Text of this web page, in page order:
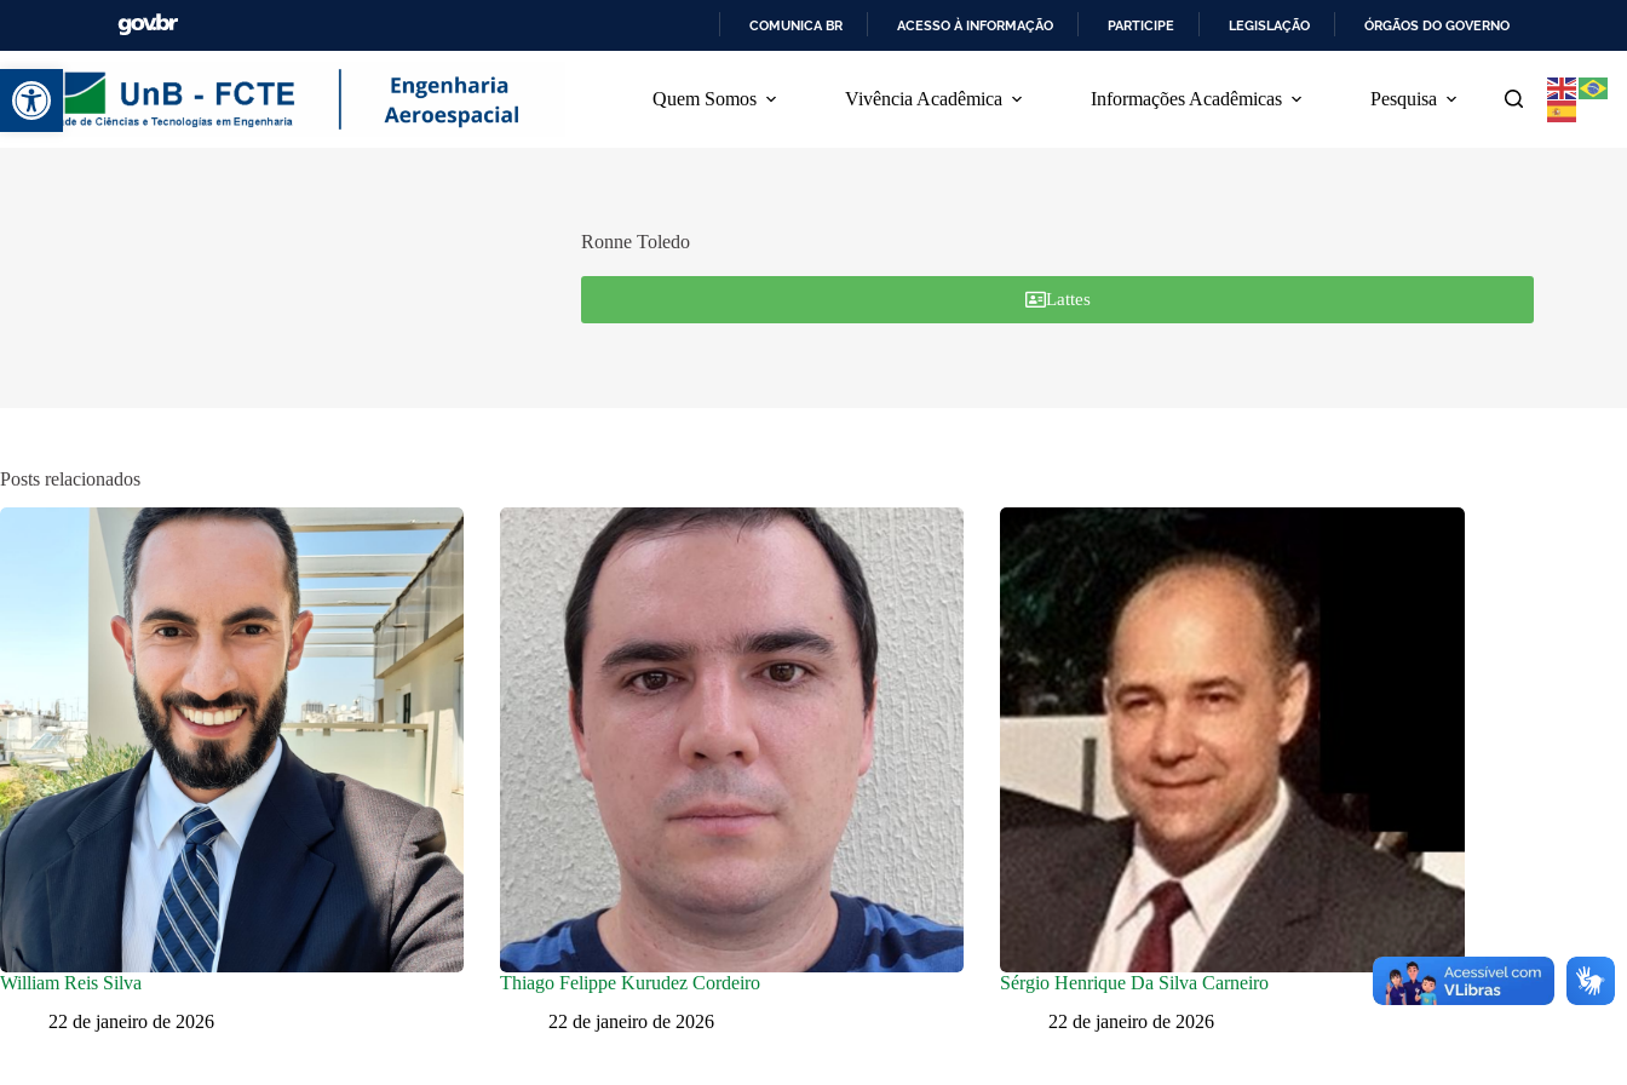
Abrir a barra de ferramentas
T
Ú
COMUNICA BR ACESSO À INFORMAÇÃO PARTICIPE LEGISLAÇÃO ÓRGÃOS DO GOVERNO
Quem Somos Vivência Acadêmica Informações Acadêmicas Pesquisa
Ronne Toledo
Lattes
Posts relacionados
William Reis Silva
22 de janeiro de 2026
Thiago Felippe Kurudez Cordeiro
22 de janeiro de 2026
Sérgio Henrique Da Silva Carneiro
22 de janeiro de 2026